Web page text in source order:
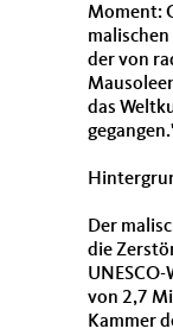
Moment:
der von
das
Der
die
von 2,7
Kammer